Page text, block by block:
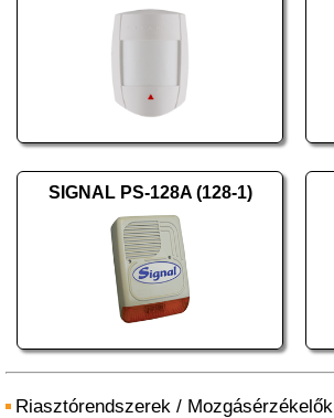
SIGNAL PS-128A (128-1)
Riasztórendszerek / Mozgásérzékelők